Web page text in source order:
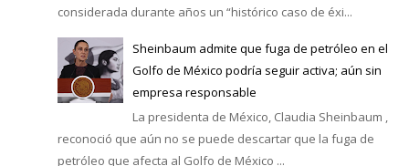
considerada durante años un “histórico caso de éxi...
Sheinbaum admite que fuga de petróleo en el
Golfo de México podría seguir activa; aún sin
empresa responsable
La presidenta de México, Claudia Sheinbaum ,
reconoció que aún no se puede descartar que la fuga de
petróleo que afecta al Golfo de México ...